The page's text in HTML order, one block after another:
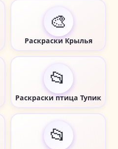
🎨
Раскраски Крылья
📂
Раскраски птица Тупик
📂